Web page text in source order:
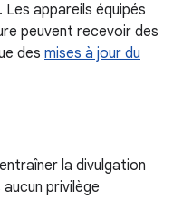
Les appareils équipés
peuvent recevoir des
des mises à jour du
la divulgation
privilège